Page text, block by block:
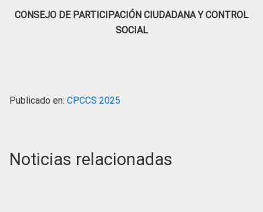
CONSEJO DE PARTICIPACIÓN CIUDADANA Y CONTROL
SOCIAL
Publicado en: CPCCS 2025
Noticias relacionadas